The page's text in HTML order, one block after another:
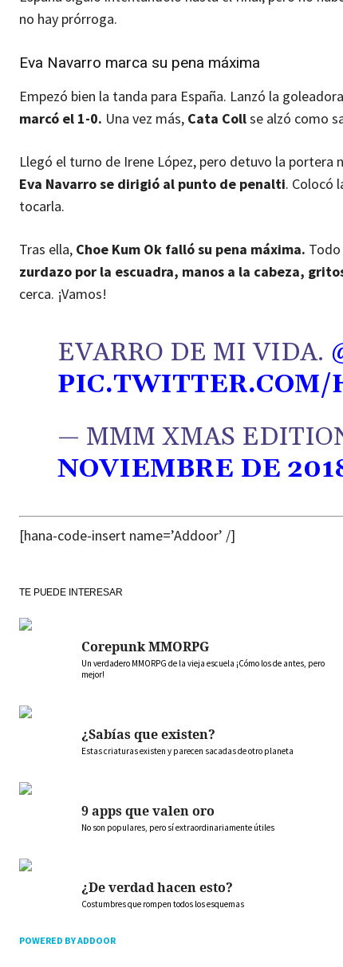
no hay prórroga.
Eva Navarro marca su pena máxima
Empezó bien la tanda para España. Lanzó la
marcó el 1-0. Una vez más, Cata Collse alzó como
Llegó el turno de Irene López, pero detuvo la portera
Eva Navarro se dirigió al punto de penalti. Colocó
tocarla.
Tras ella, Choe Kum Ok falló su pena máxima.
zurdazo por la escuadra, manos a la cabeza,
cerca. ¡Vamos!
EVARRO DE MI VIDA.
PIC.TWITTER.COM/
— MMM XMAS
NOVIEMBRE DE
[hana-code-insert name=’Addoor’ /]
TE PUEDE INTERESAR
Corepunk MMORPG
Un verdadero MMORPG de la vieja escuela ¡Cómo los de antes, pero
mejor!
¿Sabías que existen?
Estas criaturas existen y parecen sacadas de otro planeta
9 apps que valen oro
No son populares, pero sí extraordinariamente útiles
¿De verdad hacen esto?
Costumbres que rompen todos los esquemas
POWERED BY ADDOOR